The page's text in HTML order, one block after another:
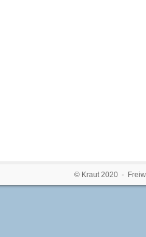
© Kraut 2020 -